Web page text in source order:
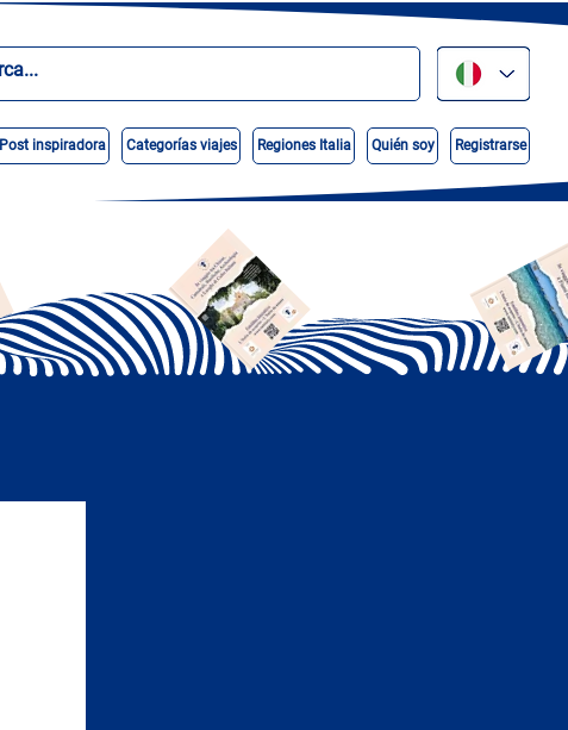
Post inspiradora Categorías viajes Regiones Italia Quién soy Registrarse